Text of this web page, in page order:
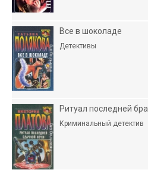
Все в шоколаде
Детективы
Ритуал последней
Криминальный детектив